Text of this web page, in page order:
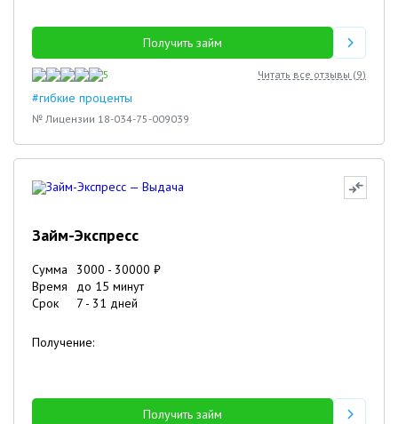
Получить займ
5 Читать все отзывы (9)
#гибкие проценты
№ Лицензии 18-034-75-009039
Займ-Экспресс
Сумма 3000 - 30000 ₽
Время
до 15 минут
Срок
7 - 31 дней
Получение:
Получить займ